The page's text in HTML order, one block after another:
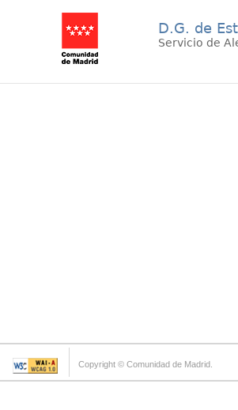
D.G. de
Servicio de
Copyright © Comunidad de Madrid.